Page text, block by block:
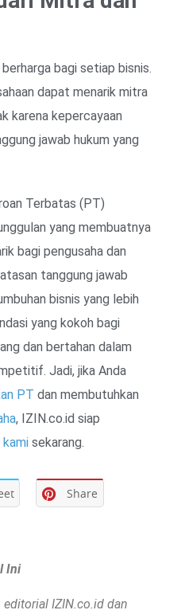
bagi setiap bisnis.
dapat menarik mitra
karena kepercayaan
jawab hukum yang
Terbatas (PT)
yang membuatnya
bagi pengusaha dan
tanggung jawab
bisnis yang lebih
yang kokoh bagi
dan bertahan dalam
Jadi, jika Anda
PT dan membutuhkan
, IZIN.co.id siap
kami sekarang.
Share
Ini
IZIN.co.id dan